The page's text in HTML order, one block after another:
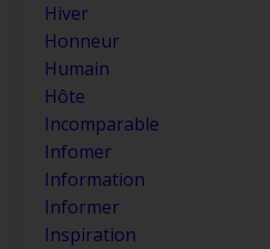
Hiver
Honneur
Humain
Hôte
Incomparable
Infomer
Information
Informer
Inspiration